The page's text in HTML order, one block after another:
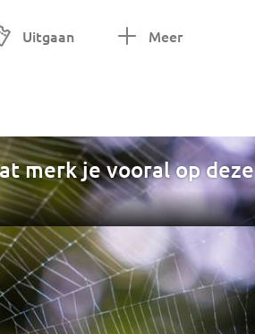
Uitgaan Meer
merk je vooral op deze